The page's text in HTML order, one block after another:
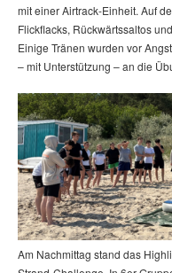
mit einer Airtrack-Einheit. Auf
Flickflacks, Rückwärtssaltos
Einige Tränen wurden vor
– mit Unterstützung – an die
Am Nachmittag stand das